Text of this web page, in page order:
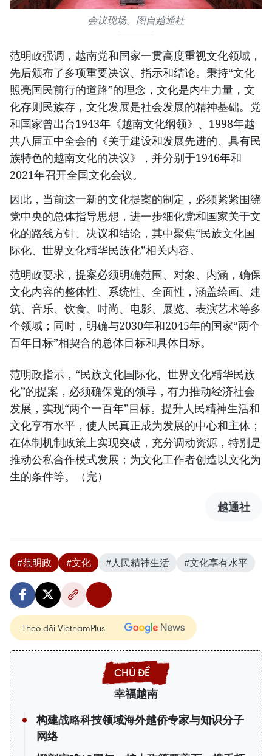
会议现场。图自越通社
范明政强调，越南党和国家一贯高度重视文化领域，
先后颁布了多项重要决议、指示和结论。秉持“文化
照亮国民前行的道路”的理念，文化是内生力量，文
化存则民族存，文化发展是社会发展的精神基础。党
和国家曾出台1943年《越南文化纲领》、1998年越
共八届五中全会的《关于建设和发展先进的、具有民
族特色的越南文化的决议》，并分别于1946年和
2021年召开全国文化会议。
因此，当前这一新的文化提案的制定，必须紧紧围绕
党中央的总体指导思想，进一步细化党和国家关于文
化的路线方针、决议和结论，其中聚焦“民族文化国
际化、世界文化精华民族化”相关内容。
范明政要求，提案必须明确范围、对象、内涵，确保
文化内容的整体性、系统性、全面性，涵盖绘画、建
筑、音乐、饮食、时尚、电影、展览、表演艺术等多
个领域；同时，明确与2030年和2045年的国家“两个
百年目标”相契合的总体目标和具体目标。
范明政指示，“民族文化国际化、世界文化精华民族
化”的提案，必须确保党的领导，有力推动经济社会
发展，实现“两个一百年”目标。提升人民精神生活和
文化享有水平，使人民真正成为发展的中心和主体；
在体制机制政策上实现突破，充分调动资源，特别是
推动公私合作模式发展；为文化工作者创造以文化为
生的条件等。（完）
越通社
#范明政 #文化 #人民精神生活 #文化享有水平
Theo dõi VietnamPlus
幸福越南
构建战略科技领域海外越侨专家与知识分子
网络